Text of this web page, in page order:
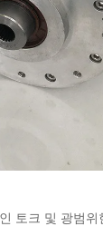
토크 및 광범